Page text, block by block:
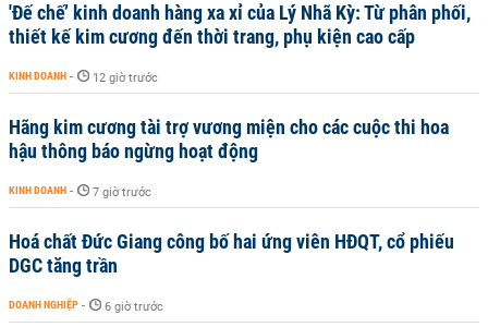
'Đế chế’ kinh doanh hàng xa xỉ của Lý Nhã Kỳ: Từ phân phối,
thiết kế kim cương đến thời trang, phụ kiện cao cấp
KINH DOANH - 12 giờ trước
Hãng kim cương tài trợ vương miện cho các cuộc thi hoa
hậu thông báo ngừng hoạt động
KINH DOANH - 7 giờ trước
Hoá chất Đức Giang công bố hai ứng viên HĐQT, cổ phiếu
DGC tăng trần
DOANH NGHIỆP - 6 giờ trước